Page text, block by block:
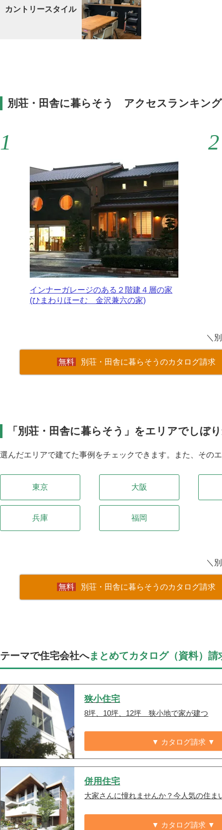
カントリースタイル
別荘・田舎に暮らそう アクセスランキング
インナーガレージのある２階建４層の家
(ひまわりほーむ 金沢兼六の家)
＼
別荘・田舎に暮らそうのカタログ請求
「別荘・田舎に暮らそう」をエリアでしぼ
選んだエリアで建てた事例をチェックできます。また、その
東京 大阪
兵庫 福岡
＼
別荘・田舎に暮らそうのカタログ請求
テーマで住宅会社へまとめてカタログ（資料）請
狭小住宅
8坪、10坪、12坪 狭小地で家が建つ
▼ カタログ請求 ▼
併用住宅
大家さんに憧れませんか？今人気の住ま
▼ カタログ請求 ▼